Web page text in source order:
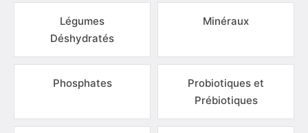
Légumes
Déshydratés
Minéraux
Phosphates
Probiotiques et
Prébiotiques